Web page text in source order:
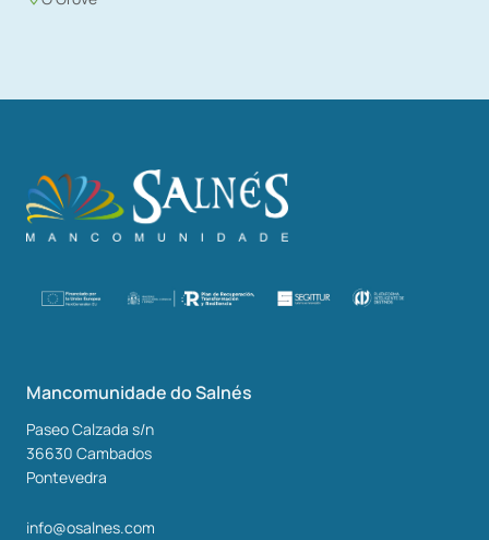
Mancomunidade do Salnés
Paseo Calzada s/n
36630 Cambados
Pontevedra
info@osalnes.com